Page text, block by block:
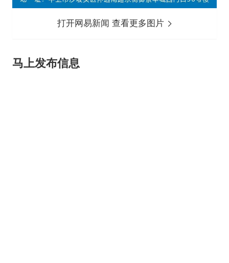
打开网易新闻 查看更多图片
马上发布信息